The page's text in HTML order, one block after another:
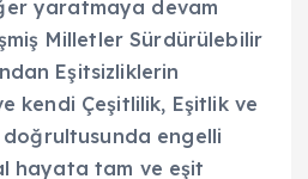
yaratmaya devam
Milletler Sürdürülebilir
Eşitsizliklerin
kendi Çeşitlilik, Eşitlik ve
doğrultusunda engelli
hayata tam ve eşit